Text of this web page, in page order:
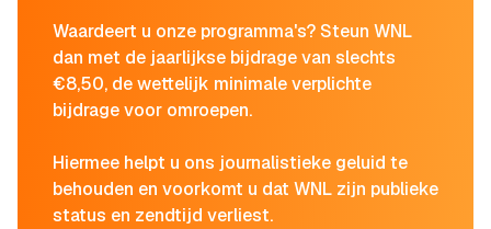
Waardeert u onze programma's? Steun WNL
dan met de jaarlijkse bijdrage van slechts
€8,50, de wettelijk minimale verplichte
bijdrage voor omroepen.
Hiermee helpt u ons journalistieke geluid te
behouden en voorkomt u dat WNL zijn publieke
status en zendtijd verliest.